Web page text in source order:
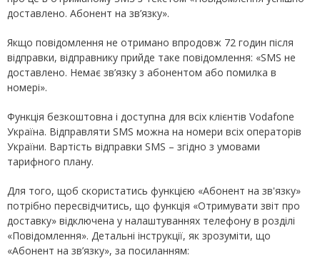
доставлено. Абонент на зв’язку».
Якщо повідомлення не отримано впродовж 72 годин після
відправки, відправнику прийде таке повідомлення: «SMS не
доставлено. Немає зв’язку з абонентом або помилка в
номері».
Функція безкоштовна і доступна для всіх клієнтів Vodafone
Україна. Відправляти SMS можна на номери всіх операторів
України. Вартість відправки SMS – згідно з умовами
тарифного плану.
Для того, щоб скористатись функцією «Абонент на зв'язку»
потрібно пересвідчитись, що функція «Отримувати звіт про
доставку» відключена у налаштуваннях телефону в розділі
«Повідомлення». Детальні інструкції, як зрозуміти, що
«Абонент на зв’язку», за посиланням: